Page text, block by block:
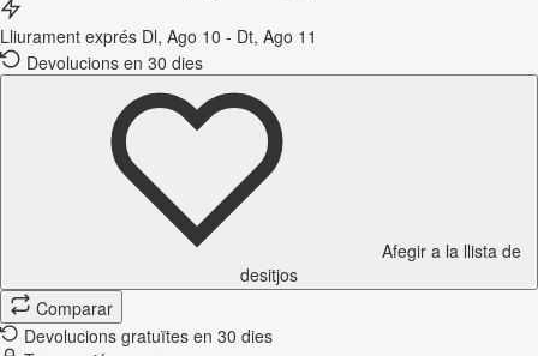
Lliurament exprés Dl, Ago 10 - Dt, Ago 11
Devolucions en 30 dies
Afegir a la llista de
desitjos
Comparar
Devolucions gratuïtes en 30 dies